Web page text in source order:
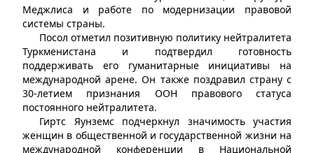
Меджлиса и работе по модернизации правовой
системы страны.
Посол отметил позитивную политику нейтралитета
Туркменистана и подтвердил готовность
поддерживать его гуманитарные инициативы на
международной арене. Он также поздравил страну с
30-летием признания ООН правового статуса
постоянного нейтралитета.
Гиртс Яунземс подчеркнул значимость участия
женщин в общественной и государственной жизни на
международной конференции в Национальной